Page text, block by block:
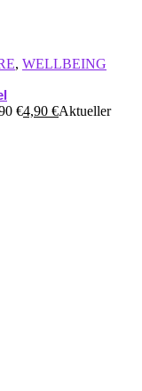
, WELLBEING
€4,90 €Aktueller